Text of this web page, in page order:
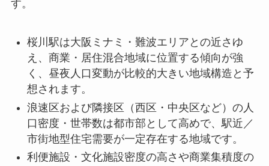
す。
桜川駅は大阪ミナミ・難波エリアとの近さゆ
え、商業・居住混合地域に位置する傾向が強
く、昼夜人口変動が比較的大きい地域構造と予
想されます。
浪速区および隣接区（西区・中央区など）の人
口密度・世帯数は都市部として高めで、駅近／
市街地型住宅需要が一定存在する地域です。
利便施設・文化施設密度の高さや商業集積度の